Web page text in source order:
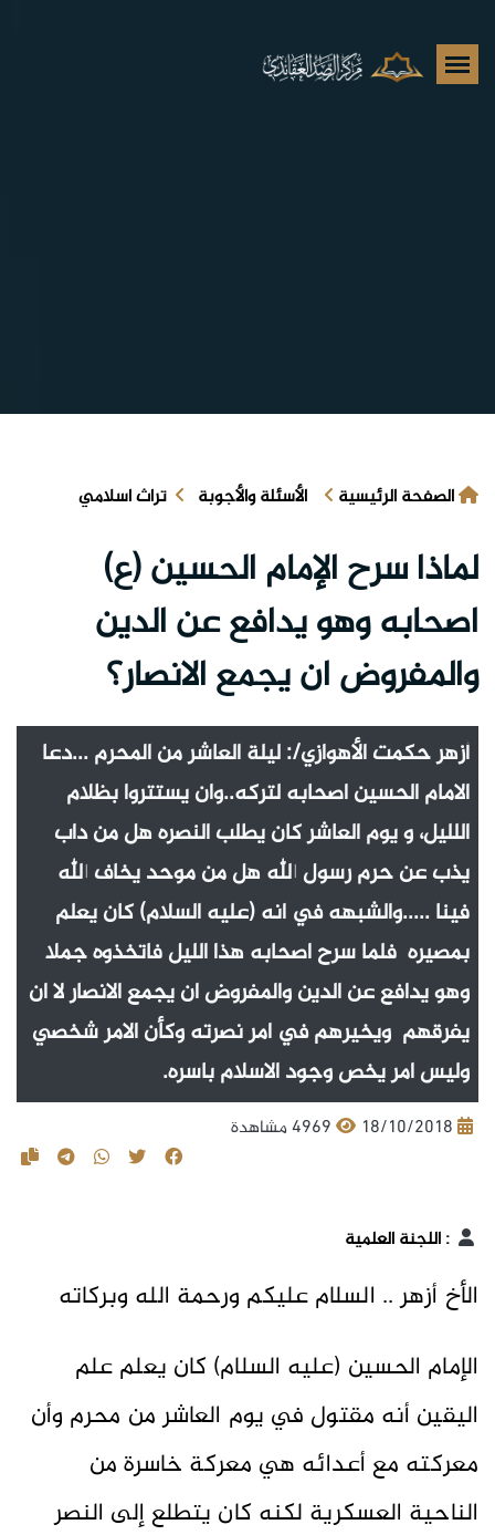
الصفحة الرئيسية الأسئلة والأجوبة تراث اسلامي
لماذا سرح الإمام الحسين (ع)
اصحابه وهو يدافع عن الدين
والمفروض ان يجمع الانصار؟
أزهر حكمت الأهوازي/: ليلة العاشر من المحرم ...دعا
الامام الحسين اصحابه لتركه..وان يستتروا بظلام
اللليل، و يوم العاشر كان يطلب النصره هل من داب
يذب عن حرم رسول الله هل من موحد يخاف الله
فينا .....والشبهه في انه (عليه السلام) كان يعلم
بمصيره فلما سرح اصحابه هذا الليل فاتخذوه جملا
وهو يدافع عن الدين والمفروض ان يجمع الانصار لا ان
يفرقهم ويخيرهم في امر نصرته وكأن الامر شخصي
وليس امر يخص وجود الاسلام باسره.
18/10/2018 4969 مشاهدة
:اللجنة العلمية
الأخ أزهر .. السلام عليكم ورحمة الله وبركاته
الإمام الحسين (عليه السلام) كان يعلم علم
اليقين أنه مقتول في يوم العاشر من محرم وأن
معركته مع أعدائه هي معركة خاسرة من
الناحية العسكرية لكنه كان يتطلع إلى النصر